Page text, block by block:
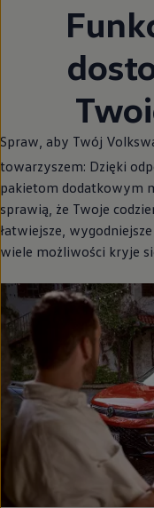
Spraw, aby Twój
towarzyszem: Dzięki
pakietom dodatkowym
sprawią, że Twoje
łatwiejsze,
wiele możliwości kryje